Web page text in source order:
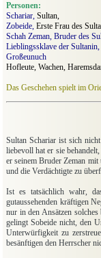
Personen:
Schariar, Sultan,
Zobeide, Erste Frau des
Schah Zeman, Bruder des
Lieblingssklave der Sultanin,
Großeunuch
Hofleute, Wachen,
Das Geschehen spielt im
Sultan Schariar ist sich
liebevoll hat er sie
er seinem Bruder Zeman mit
und die Verdächtigte zu
Ist es tatsächlich wahr,
gutaussehenden kräftigen
nur in den Ansätzen
gelingt Sobeide nicht, den
Unterwürfigkeit zu
besänftigen den Herrscher